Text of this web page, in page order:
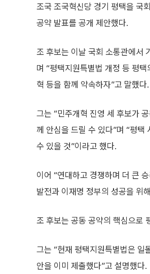
조국 조국혁신당 경기 평택을 국
공약 발표를 공개 제안했다.
조 후보는 이날 국회 소통관에서
며 “평택지원특별법 개정 등 평택
혁 등을 함께 약속하자”고 말했다.
그는 “민주개혁 진영 세 후보가
께 안심을 드릴 수 있다”며 “평택
수 있을 것”이라고 했다.
이어 “연대하고 경쟁하며 더 큰
발전과 이재명 정부의 성공을 위
조 후보는 공동 공약의 핵심으로
그는 “현재 평택지원특별법은 일
안을 이미 제출했다”고 설명했다.